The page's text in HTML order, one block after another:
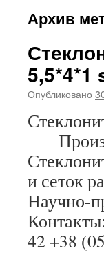
Архив
5,5*4*1
Опубликовано
и сеток
Научно-
42 +38